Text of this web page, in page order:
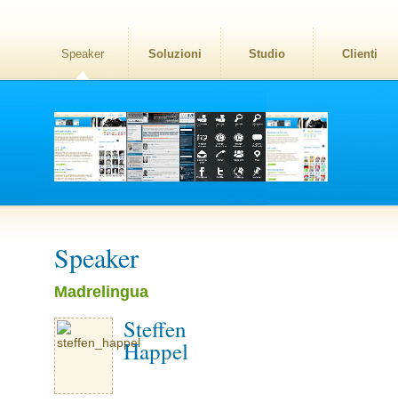
Speaker Soluzioni Studio Clienti
Speaker
Madrelingua
Steffen
Happel